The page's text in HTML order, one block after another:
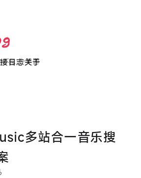
似 少年游
日志关于
多站合一音乐搜